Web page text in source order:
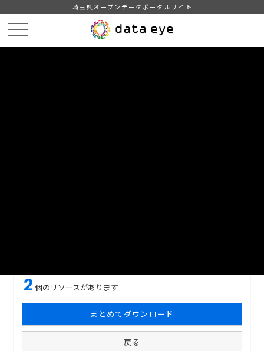
埼玉県オープンデータポータルサイト
2 個のリソースがあります
まとめてダウンロード
戻る